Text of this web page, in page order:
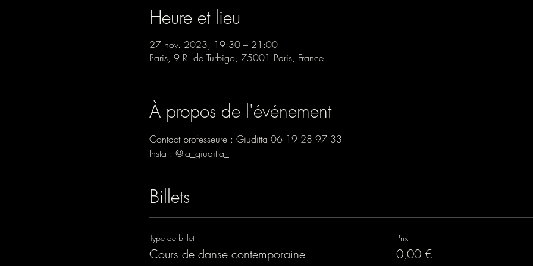
Heure et lieu
27 nov. 2023, 19:30 – 21:00
Paris, 9 R. de Turbigo, 75001 Paris, France
À propos de l'événement
Contact professeure : Giuditta 06 19 28 97 33
Insta : @la_giuditta_
Billets
Type de billet
Cours de danse contemporaine
Prix
0,00 €